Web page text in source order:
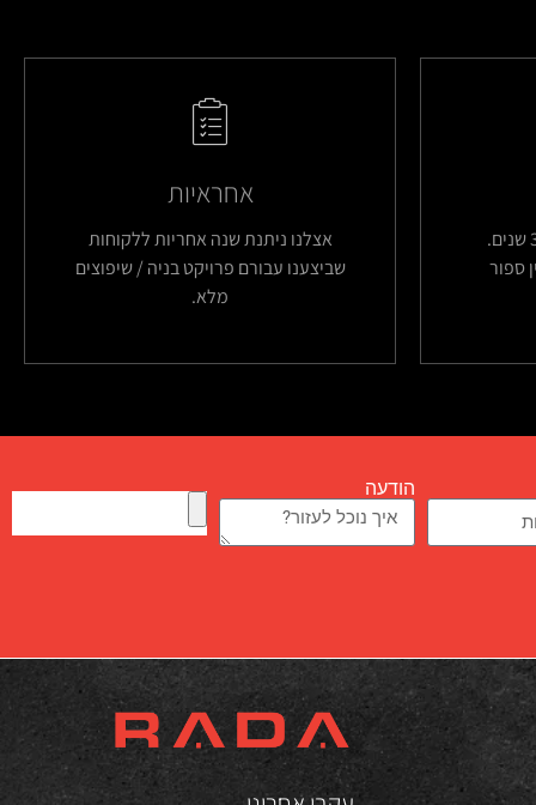
החברה שלנו קיימת מעל 35 שנים.
ספור
אחראיות
אצלנו ניתנת שנה אחריות ללקוחות
שביצענו עבורם פרויקט בניה / שיפוצים
מלא.
הודעה